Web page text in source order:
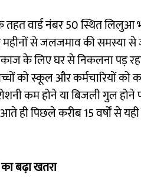
तहत वार्ड नंबर 50 स्थित
से जलजमाव की समस्या
के लिए घर से निकलना पड़
को स्कूल और कर्मचारियों को
कम होने या बिजली गुल होने
ही पिछले करीब 15 वर्षों से
बढ़ा खतरा